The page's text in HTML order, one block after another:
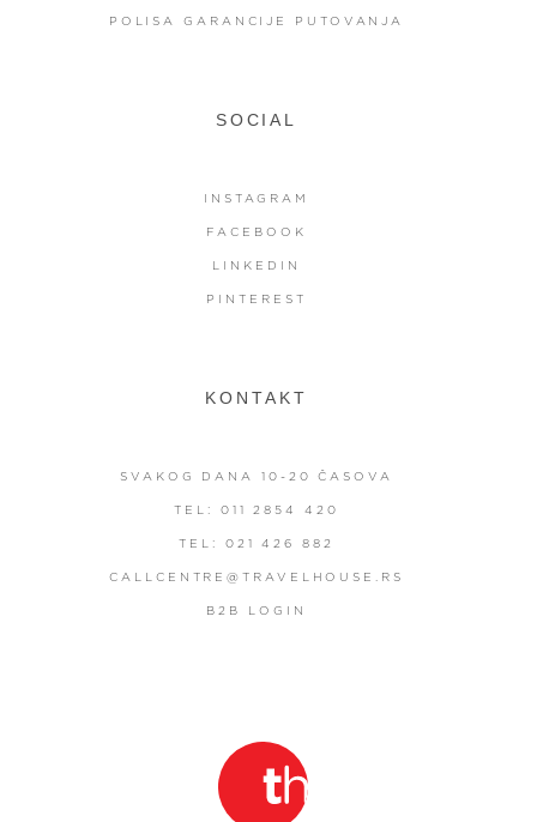
POLISA GARANCIJE PUTOVANJA
SOCIAL
INSTAGRAM
FACEBOOK
LINKEDIN
PINTEREST
KONTAKT
SVAKOG DANA 10-20 ČASOVA
TEL: 011 2854 420
TEL: 021 426 882
CALLCENTRE@TRAVELHOUSE.RS
B2B LOGIN